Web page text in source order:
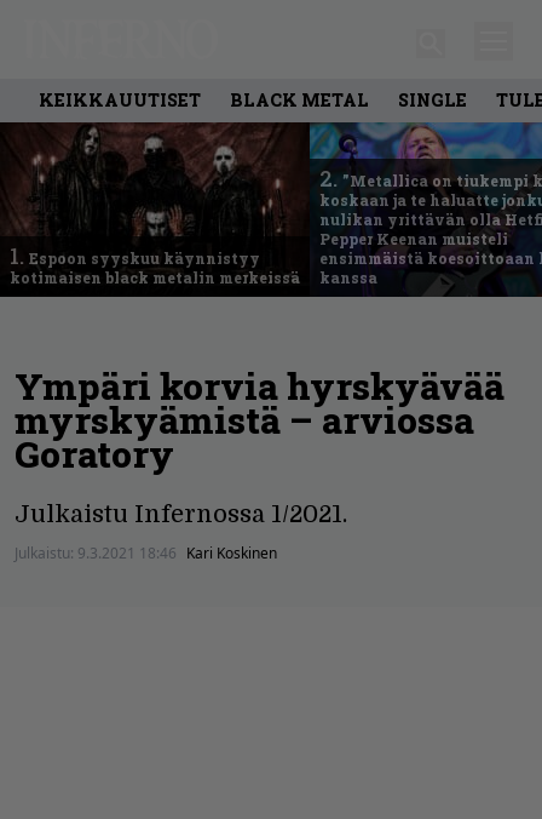
KEIKKAUUTISET BLACK METAL SINGLE
1. Espoon syyskuu käynnistyy
kotimaisen black metalin merkeissä
2. ”Metallica on tiukempi
koskaan ja te haluatte
nulikan yrittävän olla
Pepper Keenan muisteli
ensimmäistä
kanssa
Ympäri korvia hyrskyävää
myrskyämistä – arviossa
Goratory
Julkaistu Infernossa 1/2021.
Julkaistu: 9.3.2021 18:46 Kari Koskinen